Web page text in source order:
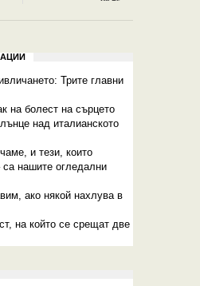
Трите главни
на болест на сърцето
над италианското
и тези, които
нашите огледални
ако някой нахлува в
на който се срещат две